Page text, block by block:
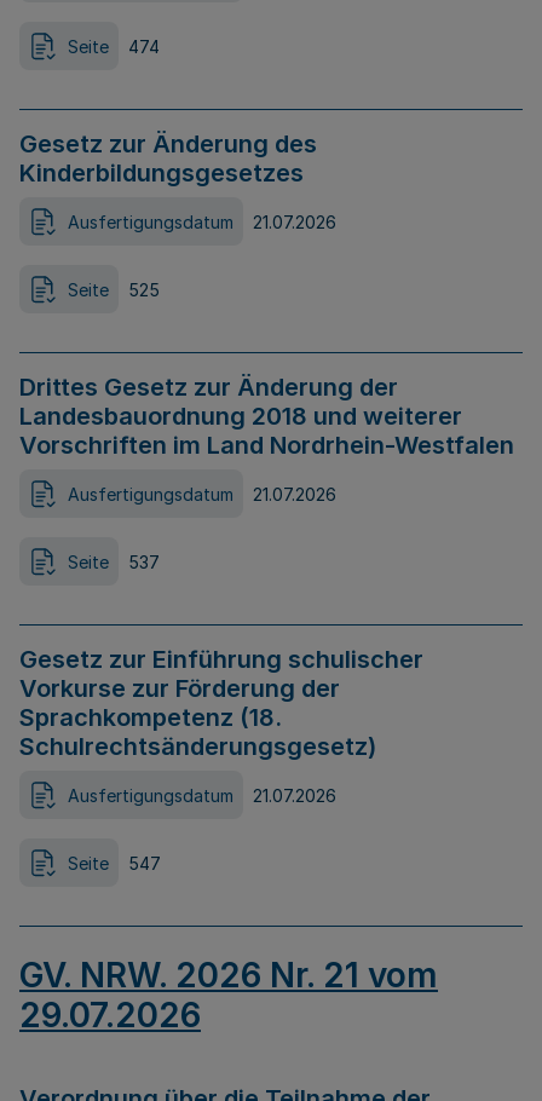
Seite 474
Gesetz zur Änderung des
Kinderbildungsgesetzes
Ausfertigungsdatum 21.07.2026
Seite 525
Drittes Gesetz zur Änderung der
Landesbauordnung 2018 und weiterer
Vorschriften im Land Nordrhein-Westfalen
Ausfertigungsdatum 21.07.2026
Seite 537
Gesetz zur Einführung schulischer
Vorkurse zur Förderung der
Sprachkompetenz (18.
Schulrechtsänderungsgesetz)
Ausfertigungsdatum 21.07.2026
Seite 547
GV. NRW. 2026 Nr. 21 vom
29.07.2026